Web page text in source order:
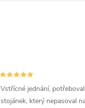
Vstřícné jednání,
stojánek, který nepasoval